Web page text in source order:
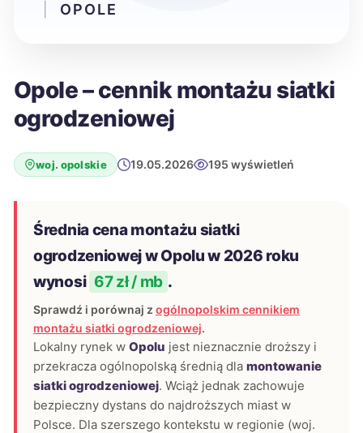
Opole – cennik montażu siatki
ogrodzeniowej
woj. opolskie 19.05.2026 195 wyświetleń
Średnia cena montażu siatki
ogrodzeniowej w Opolu w 2026 roku
wynosi 67 zł / mb .
Sprawdź i porównaj z ogólnopolskim cennikiem
montażu siatki ogrodzeniowej.
Lokalny rynek w Opolu jest nieznacznie droższy i
przekracza ogólnopolską średnią dla montowanie
siatki ogrodzeniowej. Wciąż jednak zachowuje
bezpieczny dystans do najdroższych miast w
Polsce. Dla szerszego kontekstu w regionie (woj.
OPOLE